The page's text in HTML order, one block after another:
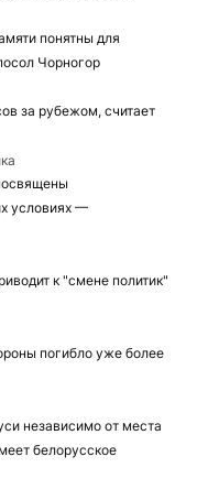
понятны для
Чорногор
за рубежом, считает
условиях —
к "смене политик"
погибло уже более
независимо от места
белорусское